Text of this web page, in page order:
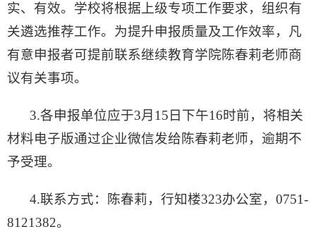
实、有效。学校将根据上级专项工作要求，组织有
关遴选推荐工作。为提升申报质量及工作效率，凡
有意申报者可提前联系继续教育学院陈春莉老师商
议有关事项。
3.各申报单位应于3月15日下午16时前，将相关
材料电子版通过企业微信发给陈春莉老师，逾期不
予受理。
4.联系方式：陈春莉，行知楼323办公室，0751-
8121382。